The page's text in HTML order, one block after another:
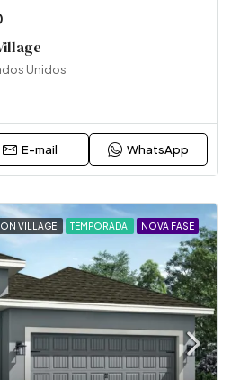
Unidos
E-mail WhatsApp
VILLAGE TEMPORADA NOVA FASE